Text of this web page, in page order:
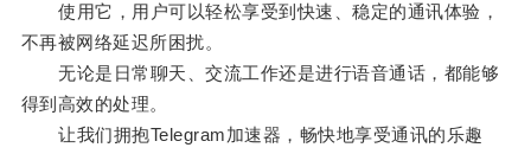
使用它，用户可以轻松享受到快速、稳定的通讯体验，
不再被网络延迟所困扰。
无论是日常聊天、交流工作还是进行语音通话，都能够
得到高效的处理。
让我们拥抱Telegram加速器，畅快地享受通讯的乐趣